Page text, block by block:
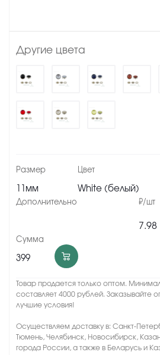
Другие цвета
11мм White (белый)
7.98
399
Товар продается только оптом.
составляет 4000 рублей. Заказывайте
лучшие условия!
Осуществляем доставку в: Санкт-
Тюмень, Челябинск, Новосибирск,
города России, а также в Беларусь и